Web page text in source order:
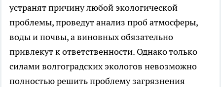
устранят причину любой экологической
проблемы, проведут анализ проб атмосферы,
воды и почвы, а виновных обязательно
привлекут к ответственности. Однако только
силами волгоградских экологов невозможно
полностью решить проблему загрязнения